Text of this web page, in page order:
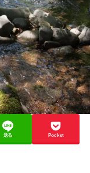
送る Pocket